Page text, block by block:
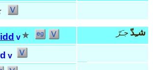
v شـِدّ جـَرّ
v